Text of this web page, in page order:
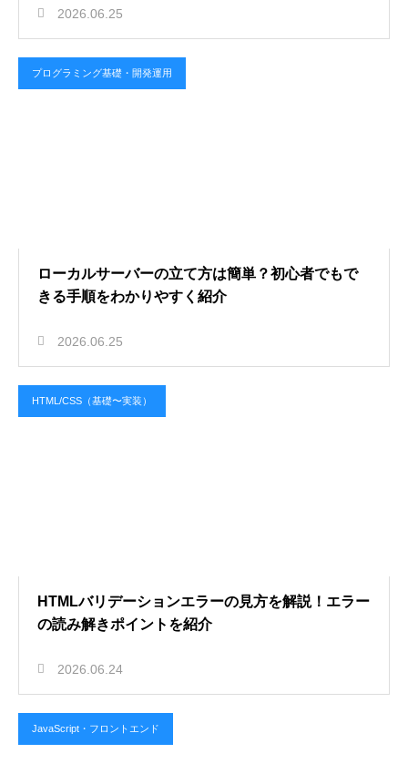
2026.06.25
プログラミング基礎・開発運用
ローカルサーバーの立て方は簡単？初心者でもで
きる手順をわかりやすく紹介
2026.06.25
HTML/CSS（基礎〜実装）
HTMLバリデーションエラーの見方を解説！エラー
の読み解きポイントを紹介
2026.06.24
JavaScript・フロントエンド